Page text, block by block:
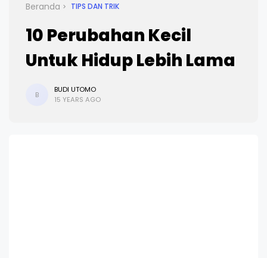
Beranda TIPS DAN TRIK
10 Perubahan Kecil
Untuk Hidup Lebih Lama
B
BUDI UTOMO
15 YEARS AGO